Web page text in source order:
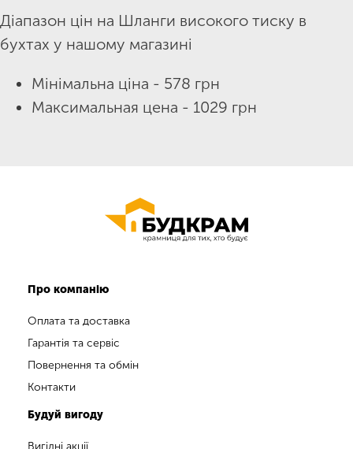
Діапазон цін на Шланги високого тиску в
бухтах у нашому магазині
Мінімальна ціна - 578 грн
Максимальная цена - 1029 грн
Про компанію
Оплата та доставка
Гарантія та сервіс
Повернення та обмін
Контакти
Будуй вигоду
Вигідні акції